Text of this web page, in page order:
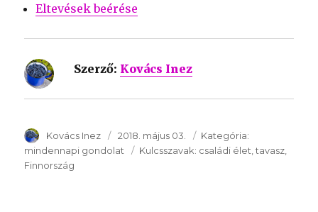
Eltevések beérése
Szerző: Kovács Inez
SzerzÅ
Kovács Inez Közzétéve:
2018. május 03. Kategória:
mindennapi gondolat
Kulcsszavak: Kulcsszavak:
családi élet tavasz
Finnország